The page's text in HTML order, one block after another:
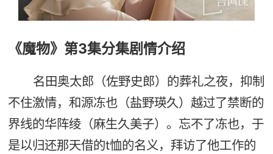
《魔物》第3集分集剧情介绍
名田奥太郎（佐野史郎）的葬礼之夜，抑制
不住激情，和源冻也（盐野瑛久）越过了禁断的
界线的华阵绫（麻生久美子）。忘不了冻也，于
是以归还那天借的t恤的名义，拜访了他工作的